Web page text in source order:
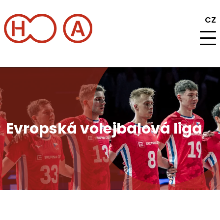
CZ
Program
Aktuality
Informace
Evropská volejbalová liga